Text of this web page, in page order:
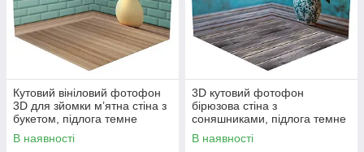
Кутовий вініловий фотофон
3D для зйомки мʼятна стіна з
букетом, підлога темне
дерево, 50×50 см, №58620
В наявності
3D кутовий фотофон
бірюзова стіна з
соняшниками, підлога темне
дерево і блакитні дошки,
50×50 см, №58628
В наявності